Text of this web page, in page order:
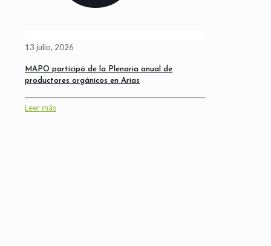
13 julio, 2026
MAPO participó de la Plenaria anual de
productores orgánicos en Arias
Leer más